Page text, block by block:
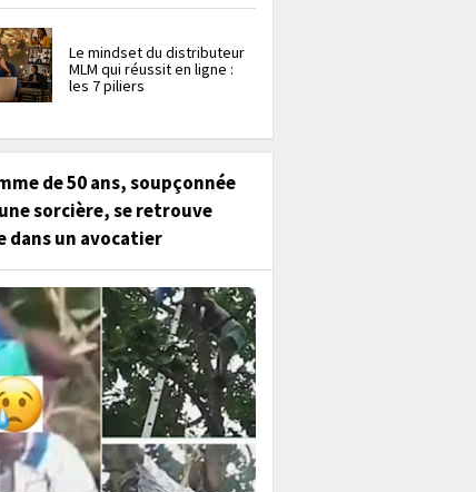
Le mindset du distributeur
MLM qui réussit en ligne :
les 7 piliers
de 50 ans, soupçonnée
sorcière, se retrouve
dans un avocatier